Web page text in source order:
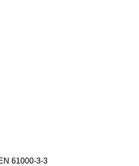
61000-3-3